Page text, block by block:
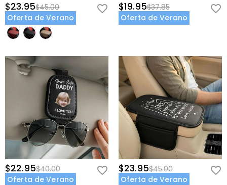
$23.95$45.00
Oferta de Verano
$19.95$37.85
Oferta de Verano
$22.95$40.00
Oferta de Verano
$23.95$45.00
Oferta de Verano